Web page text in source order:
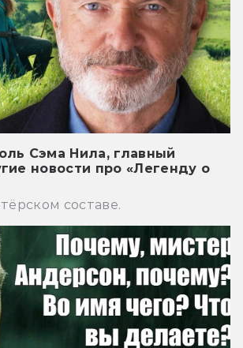
Сэма Нила, главный
новости про «Легенду о
составе.